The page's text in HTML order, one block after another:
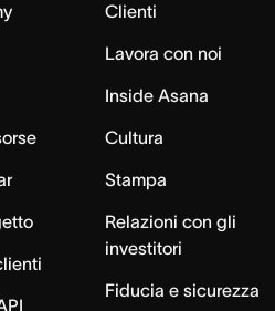
Clienti
Lavora con noi
Inside Asana
Cultura
Stampa
Relazioni con gli
investitori
Fiducia e sicurezza